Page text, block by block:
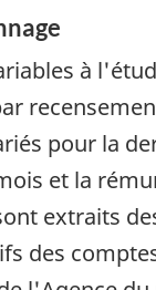
à
pour la
et la
extraits
des